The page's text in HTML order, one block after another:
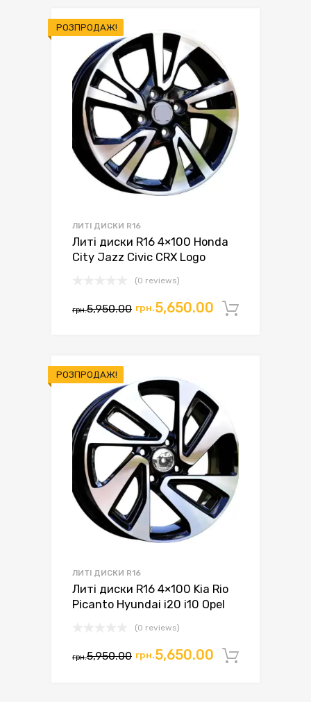
РОЗПРОДАЖ!
ЛИТІ ДИСКИ R16
Литі диски R16 4×100 Honda
City Jazz Civic CRX Logo
(0 reviews)
грн.5,950.00 Оригінальна
грн.5,650.00 Поточна
РОЗПРОДАЖ!
ЛИТІ ДИСКИ R16
Литі диски R16 4×100 Kia Rio
Picanto Hyundai i20 i10 Opel
(0 reviews)
грн.5,950.00 Оригінальна
грн.5,650.00 Поточна